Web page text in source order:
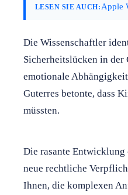
LESEN SIE AUCH: Apple
Die Wissenschaftler
Sicherheitslücken in der
emotionale
Guterres betonte, dass
müssten.
Die rasante
neue rechtliche
Ihnen, die komplexen